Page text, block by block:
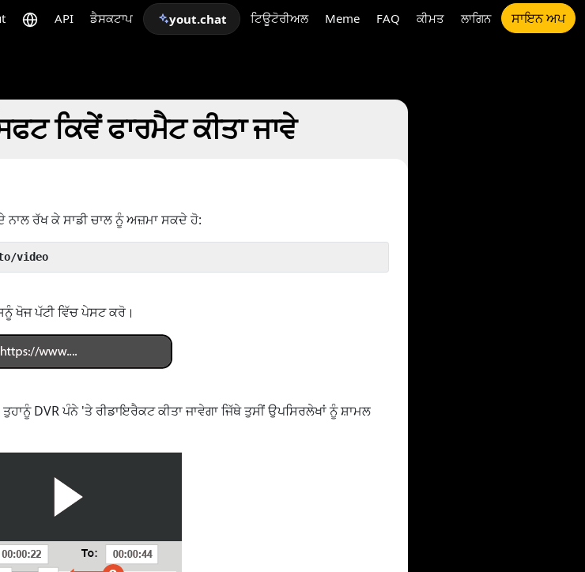
API ਡੈਸਕਟਾਪ yout.chat ਟਿਊਟੋਰੀਅਲ Meme FAQ ਕੀਮਤ ਲਾਗਿਨ ਸਾਇਨ ਅਪ
ਕਿਵੇਂ ਫਾਰਮੈਟ ਕੀਤਾ ਜਾਵੇ
ਨਾਲ ਰੱਖ ਕੇ ਸਾਡੀ ਚਾਲ ਨੂੰ ਅਜ਼ਮਾ ਸਕਦੇ ਹੋ:
video
ਖੋਜ ਪੱਟੀ ਵਿੱਚ ਪੇਸਟ ਕਰੋ।
DVR ਪੰਨੇ 'ਤੇ ਰੀਡਾਇਰੈਕਟ ਕੀਤਾ ਜਾਵੇਗਾ ਜਿੱਥੇ ਤੁਸੀਂ ਉਪਸਿਰਲੇਖਾਂ ਨੂੰ ਸ਼ਾਮਲ